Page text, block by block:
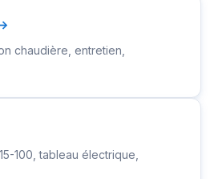
chaudière, entretien,
100, tableau électrique,